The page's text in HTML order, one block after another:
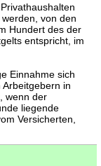
von den
Hundert des der
entspricht, im
Einnahme sich
in
wenn der
liegende
Versicherten,